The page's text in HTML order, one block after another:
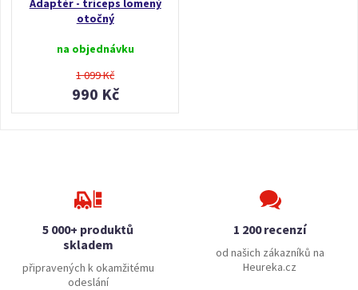
Adaptér - triceps lomený
otočný
na objednávku
1 099 Kč
990 Kč
5 000+ produktů
skladem
připravených k okamžitému
odeslání
1 200 recenzí
od našich zákazníků na
Heureka.cz